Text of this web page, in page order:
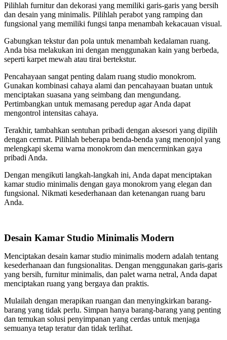
Pilihlah furnitur dan dekorasi yang memiliki garis-garis yang bersih
dan desain yang minimalis. Pilihlah perabot yang ramping dan
fungsional yang memiliki fungsi tanpa menambah kekacauan visual.
Gabungkan tekstur dan pola untuk menambah kedalaman ruang.
Anda bisa melakukan ini dengan menggunakan kain yang berbeda,
seperti karpet mewah atau tirai bertekstur.
Pencahayaan sangat penting dalam ruang studio monokrom.
Gunakan kombinasi cahaya alami dan pencahayaan buatan untuk
menciptakan suasana yang seimbang dan mengundang.
Pertimbangkan untuk memasang peredup agar Anda dapat
mengontrol intensitas cahaya.
Terakhir, tambahkan sentuhan pribadi dengan aksesori yang dipilih
dengan cermat. Pilihlah beberapa benda-benda yang menonjol yang
melengkapi skema warna monokrom dan mencerminkan gaya
pribadi Anda.
Dengan mengikuti langkah-langkah ini, Anda dapat menciptakan
kamar studio minimalis dengan gaya monokrom yang elegan dan
fungsional. Nikmati kesederhanaan dan ketenangan ruang baru
Anda.
Desain Kamar Studio Minimalis Modern
Menciptakan desain kamar studio minimalis modern adalah tentang
kesederhanaan dan fungsionalitas. Dengan menggunakan garis-garis
yang bersih, furnitur minimalis, dan palet warna netral, Anda dapat
menciptakan ruang yang bergaya dan praktis.
Mulailah dengan merapikan ruangan dan menyingkirkan barang-
barang yang tidak perlu. Simpan hanya barang-barang yang penting
dan temukan solusi penyimpanan yang cerdas untuk menjaga
semuanya tetap teratur dan tidak terlihat.